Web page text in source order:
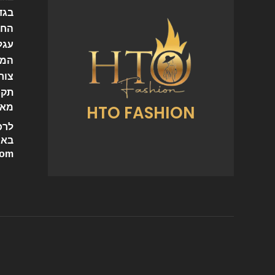
HTO FASHION